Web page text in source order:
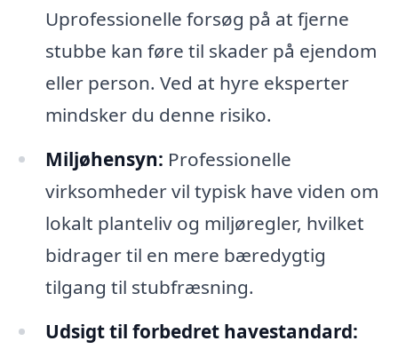
Uprofessionelle forsøg på at fjerne
stubbe kan føre til skader på ejendom
eller person. Ved at hyre eksperter
mindsker du denne risiko.
Miljøhensyn: Professionelle
virksomheder vil typisk have viden om
lokalt planteliv og miljøregler, hvilket
bidrager til en mere bæredygtig
tilgang til stubfræsning.
Udsigt til forbedret havestandard: